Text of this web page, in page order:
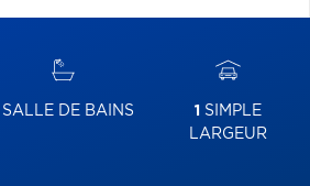
SALLE DE BAINS 1 SIMPLE
LARGEUR